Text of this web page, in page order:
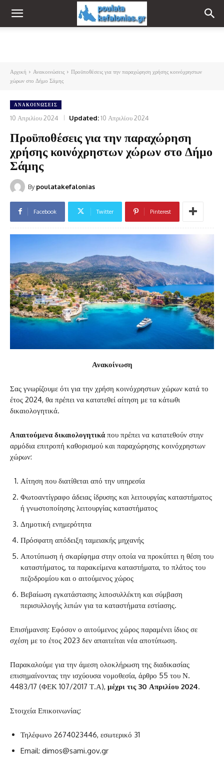
Αρχική Ανακοινώσεις
Προϋποθέσεις για την παραχώρηση χρήσης κοινόχρηστων
χώρων στο Δήμο Σάμης
ΑΝΑΚΟΙΝΏΣΕΙΣ
10 Απριλίου 2024 Updated:10 Απριλίου 2024
Προϋποθέσεις για την παραχώρηση
χρήσης κοινόχρηστων χώρων στο Δήμο
Σάμης
By poulatakefalonias
Facebook Twitter Pinterest
Ανακοίνωση
Σας γνωρίζουμε ότι για την χρήση κοινόχρηστων χώρων κατά το
έτος 2024, θα πρέπει να κατατεθεί αίτηση με τα κάτωθι
δικαιολογητικά.
Απαιτούμενα δικαιολογητικάπου πρέπει να κατατεθούν στην
αρμόδια επιτροπή καθορισμού και παραχώρησης κοινόχρηστων
χώρων:
Αίτηση που διατίθεται από την υπηρεσία
Φωτοαντίγραφο άδειας ίδρυσης και λειτουργίας καταστήματος
ή γνωστοποίησης λειτουργίας καταστήματος
Δημοτική ενημερότητα
Πρόσφατη απόδειξη ταμειακής μηχανής
Αποτύπωση ή σκαρίφημα στην οποία να προκύπτει η θέση του
καταστήματος, τα παρακείμενα καταστήματα, το πλάτος του
πεζοδρομίου και ο αιτούμενος χώρος
Βεβαίωση εγκατάστασης λιποσυλλέκτη και σύμβαση
περισυλλογής λιπών για τα καταστήματα εστίασης.
Επισήμανση: Εφόσον ο αιτούμενος χώρος παραμένει ίδιος σε
σχέση με το έτος 2023 δεν απαιτείται νέα αποτύπωση.
Παρακαλούμε για την άμεση ολοκλήρωση της διαδικασίας
επισημαίνοντας την ισχύουσα νομοθεσία, άρθρο 55 του Ν.
4483/17 (ΦΕΚ 107/2017 Τ.Α), μέχρι τις 30 Απριλίου 2024.
Στοιχεία Επικοινωνίας:
Τηλέφωνο 2674023446, εσωτερικό 31
Email: dimos@sami.gov.gr